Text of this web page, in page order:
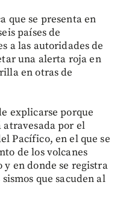
que se presenta en
países de
a las autoridades de
una alerta roja en
en otras de
explicarse porque
atravesada por el
Pacífico, en el que se
de los volcanes
en donde se registra
que sacuden al